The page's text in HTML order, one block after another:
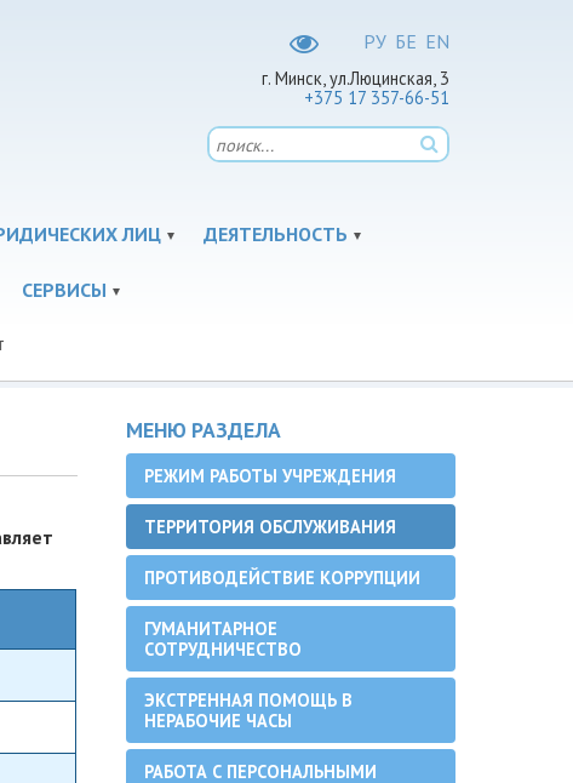
РУ БЕ EN
г. Минск, ул.Люцинская, 3
+375 17 357-66-51
ЛИЦ ДЕЯТЕЛЬНОСТЬ
СЕРВИСЫ
МЕНЮ РАЗДЕЛА
РЕЖИМ РАБОТЫ УЧРЕЖДЕНИЯ
ТЕРРИТОРИЯ ОБСЛУЖИВАНИЯ
ПРОТИВОДЕЙСТВИЕ КОРРУПЦИИ
ГУМАНИТАРНОЕ
СОТРУДНИЧЕСТВО
ЭКСТРЕННАЯ ПОМОЩЬ В
НЕРАБОЧИЕ ЧАСЫ
РАБОТА С ПЕРСОНАЛЬНЫМИ